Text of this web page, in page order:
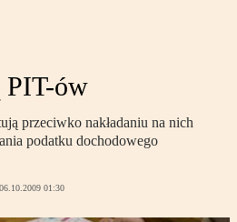
PIT-ów
przeciwko nakładaniu na nich
podatku dochodowego
06.10.2009 01:30